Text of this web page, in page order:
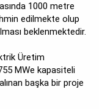
1000 metre
edilmekte olup
beklenmektedir.
Üretim
MWe kapasiteli
başka bir proje